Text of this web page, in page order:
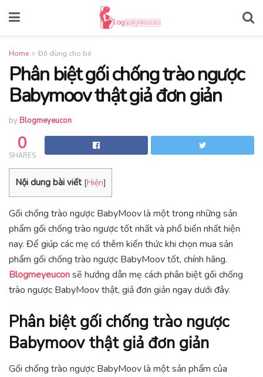
Home Đồ dùng cho bé
Phân biệt gối chống trào ngược
Babymoov thật giả đơn giản
by Blogmeyeucon
0
SHARES
Nội dung bài viết [Hiện]
Gối chống trào ngược BabyMoov là một trong những sản
phẩm gối chống trào ngược tốt nhất và phổ biến nhất hiện
nay. Để giúp các mẹ có thêm kiến thức khi chọn mua sản
phẩm gối chống trào ngược BabyMoov tốt, chính hãng.
Blogmeyeuconsẽ hướng dẫn mẹ cách phân biệt gối chống
trào ngược BabyMoov thật, giả đơn giản ngay dưới đây.
Phân biệt gối chống trào ngược
Babymoov thật giả đơn giản
Gối chống trào ngược BabyMoov là một sản phẩm của